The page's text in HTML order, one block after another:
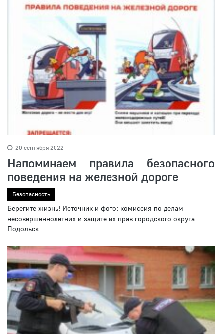
20 сентября 2022
Напоминаем правила безопасного
поведения на железной дороге
Безопасность
Берегите жизнь! Источник и фото: комиссия по делам
несовершеннолетних и защите их прав городского округа
Подольск